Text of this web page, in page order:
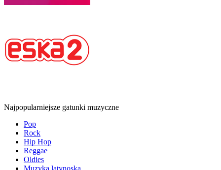
Najpopularniejsze gatunki muzyczne
Pop
Rock
Hip Hop
Reggae
Oldies